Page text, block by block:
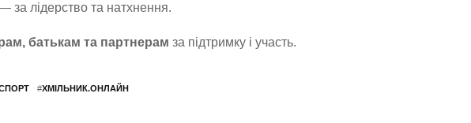
за лідерство та натхнення.
батькам та партнерам за підтримку і участь.
#ХМІЛЬНИК.ОНЛАЙН